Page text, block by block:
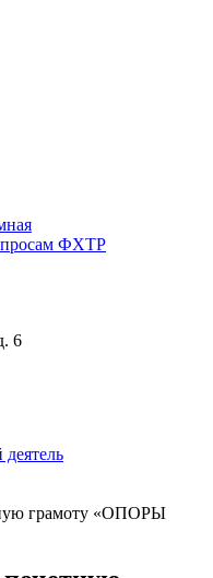
ФХТР
6
грамоту «ОПОРЫ